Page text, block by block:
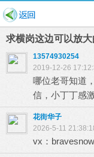
求横岗这边可以放
13574930254
2019-12-26
哪位老哥知道
信，小丁丁感
花街华子
2026-5-11
vx：